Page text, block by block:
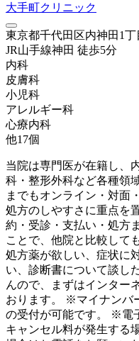
大手町クリニック
東京都千代田区内神田1丁
JR山手線神田 徒歩5分
内科
皮膚科
小児科
アレルギー科
心療内科
他17個
当院は専門医が在籍し、
科・整形外科など各種領
までもオンライン・対面
処方のしやすさに重点を
約・受診・支払い・処方
ことで、他院と比較して
処方薬が欲しい、症状に
い、診断書について談し
んので、まずはインター
おります。 ※マイナンバ
の受付が可能です。 ※電
キャンセル料が発生する